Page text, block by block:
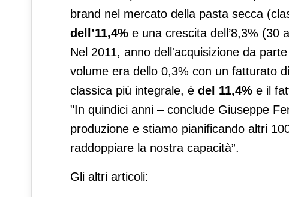
brand nel mercato della pasta secca
dell’11,4% e una crescita dell’8,3% (30
Nel 2011, anno dell'acquisizione da
volume era dello 0,3% con un fatturato
classica più integrale, è del 11,4% e il
"In quindici anni – conclude Giuseppe
produzione e stiamo pianificando altri
raddoppiare la nostra capacità”.
Gli altri articoli: